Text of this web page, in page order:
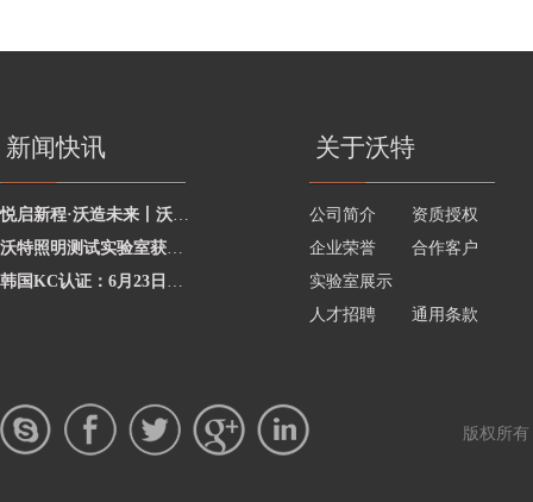
新闻快讯
悦启新程·沃造未来丨沃特学院2026年度讲师聘任暨2025年度优秀讲师颁奖活动圆
沃特照明测试实验室获澳洲灯具最新标准CNAS资质，助力企业合规出海澳洲市场
韩国KC认证：6月23日起将执行更严格的网络摄像头安全要求
关于沃特
公司简介
资质授权
企业荣誉
合作客户
实验室展示
人才招聘
通用条款
版权所